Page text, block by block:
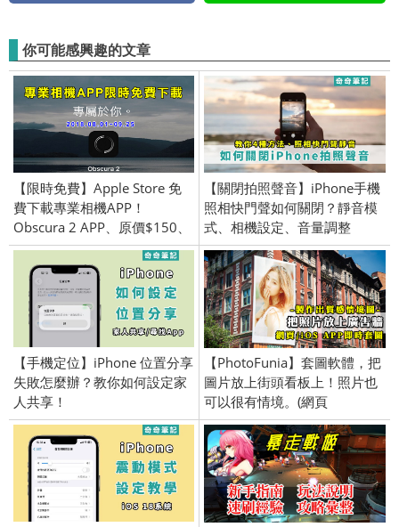
你可能感興趣的文章
【限時免費】Apple Store 免
費下載專業相機APP！
Obscura 2 APP、原價$150、
Apple Store
【關閉拍照聲音】iPhone手機
照相快門聲如何關閉？靜音模
式、相機設定、音量調整
【手機定位】iPhone 位置分享
失敗怎麼辦？教你如何設定家
人共享！
【PhotoFunia】套圖軟體，把
圖片放上街頭看板上！照片也
可以很有情境。(網頁
版/iOS/Android)